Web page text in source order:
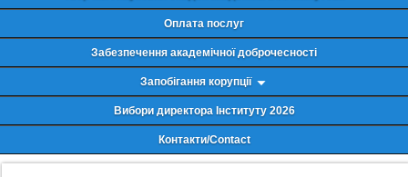
Оплата послуг
Забезпечення академічної доброчесності
Запобігання корупції
Вибори директора Інституту 2026
Контакти/Contact